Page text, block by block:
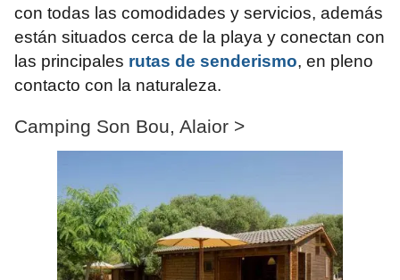
con todas las comodidades y servicios, además
están situados cerca de la playa y conectan con
las principales rutas de senderismo, en pleno
contacto con la naturaleza.
Camping Son Bou, Alaior >